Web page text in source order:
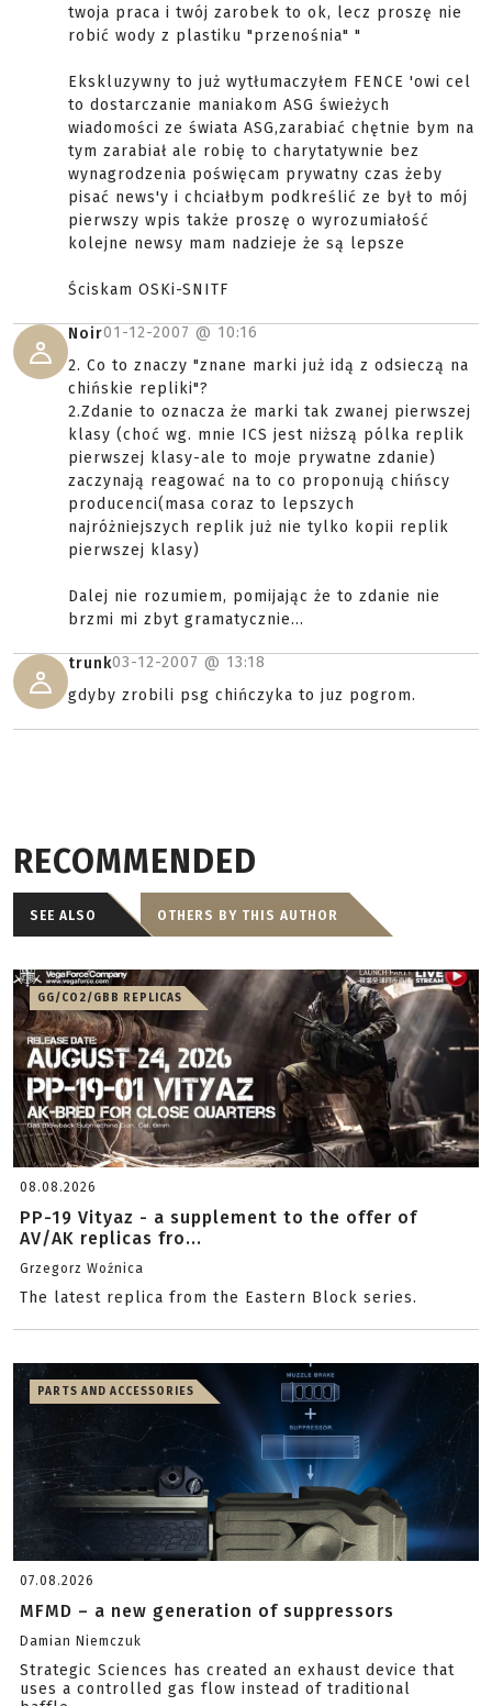
twoja praca i twój zarobek to ok, lecz proszę nie
robić wody z plastiku "przenośnia" "
Ekskluzywny to już wytłumaczyłem FENCE 'owi cel
to dostarczanie maniakom ASG świeżych
wiadomości ze świata ASG,zarabiać chętnie bym na
tym zarabiał ale robię to charytatywnie bez
wynagrodzenia poświęcam prywatny czas żeby
pisać news'y i chciałbym podkreślić ze był to mój
pierwszy wpis także proszę o wyrozumiałość
kolejne newsy mam nadzieje że są lepsze
Ściskam OSKi-SNITF
Noir01-12-2007 @ 10:16
2. Co to znaczy "znane marki już idą z odsieczą na
chińskie repliki"?
2.Zdanie to oznacza że marki tak zwanej pierwszej
klasy (choć wg. mnie ICS jest niższą pólka replik
pierwszej klasy-ale to moje prywatne zdanie)
zaczynają reagować na to co proponują chińscy
producenci(masa coraz to lepszych
najróżniejszych replik już nie tylko kopii replik
pierwszej klasy)
Dalej nie rozumiem, pomijając że to zdanie nie
brzmi mi zbyt gramatycznie...
trunk03-12-2007 @ 13:18
gdyby zrobili psg chińczyka to juz pogrom.
RECOMMENDED
SEE ALSO OTHERS BY THIS AUTHOR
GG/CO2/GBB REPLICAS
08.08.2026
PP-19 Vityaz - a supplement to the offer of
AV/AK replicas fro...
Grzegorz Woźnica
The latest replica from the Eastern Block series.
PARTS AND ACCESSORIES
07.08.2026
MFMD – a new generation of suppressors
Damian Niemczuk
Strategic Sciences has created an exhaust device that
uses a controlled gas flow instead of traditional